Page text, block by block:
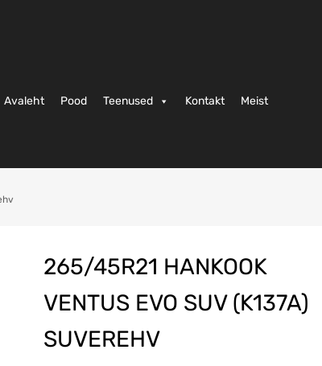
Avaleht Pood Teenused Kontakt Meist
265/45R21 HANKOOK
VENTUS EVO SUV (K137A)
SUVEREHV